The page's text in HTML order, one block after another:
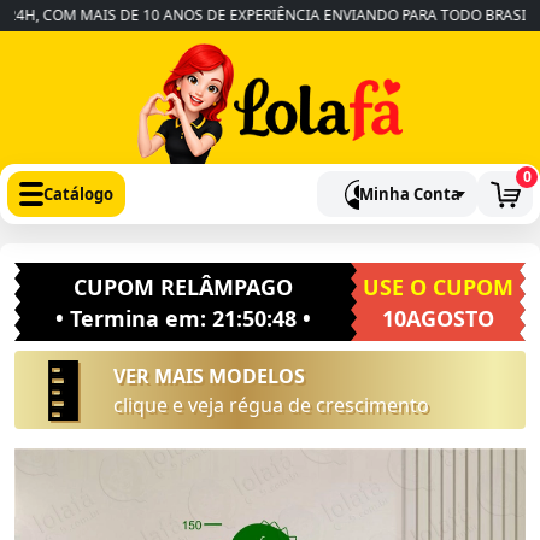
COM MAIS DE 10 ANOS DE EXPERIÊNCIA ENVIANDO PARA TODO BRASIL
Catálogo Minha Conta
0
CUPOM RELÂMPAGO
• Termina em: 21:50:47•
USE O CUPOM
10AGOSTO
VER MAIS MODELOS
clique e veja régua de crescimento